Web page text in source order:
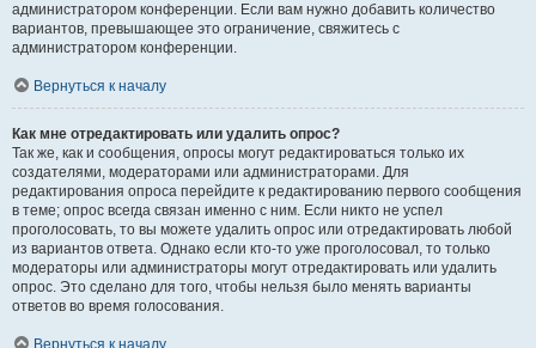
администратором конференции. Если вам нужно добавить количество
вариантов, превышающее это ограничение, свяжитесь с
администратором конференции.
Вернуться к началу
Как мне отредактировать или удалить опрос?
Так же, как и сообщения, опросы могут редактироваться только их
создателями, модераторами или администраторами. Для
редактирования опроса перейдите к редактированию первого сообщения
в теме; опрос всегда связан именно с ним. Если никто не успел
проголосовать, то вы можете удалить опрос или отредактировать любой
из вариантов ответа. Однако если кто-то уже проголосовал, то только
модераторы или администраторы могут отредактировать или удалить
опрос. Это сделано для того, чтобы нельзя было менять варианты
ответов во время голосования.
Вернуться к началу